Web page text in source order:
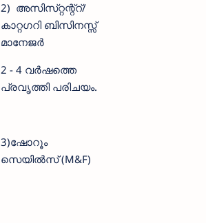
2) അസിസ്‌റ്റന്റ്റ്/
കാറ്റഗറി ബിസിനസ്സ്
മാനേജർ
2 - 4 വർഷത്തെ
പ്രവൃത്തി പരിചയം.
3)ഷോറൂം
സെയിൽസ് (M&F)